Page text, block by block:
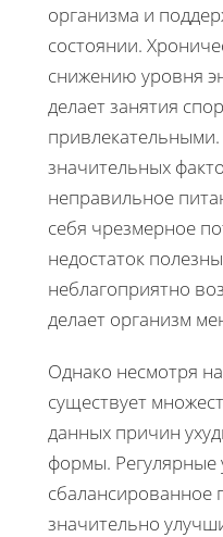
организма и
состоянии.
снижению уровня
делает занятия
значительных
неправильное
себя чрезмерное
недостаток
неблагоприятно
делает организм
Однако несмотря
существует
данных причин
формы. Регулярные
сбалансированное
значительно